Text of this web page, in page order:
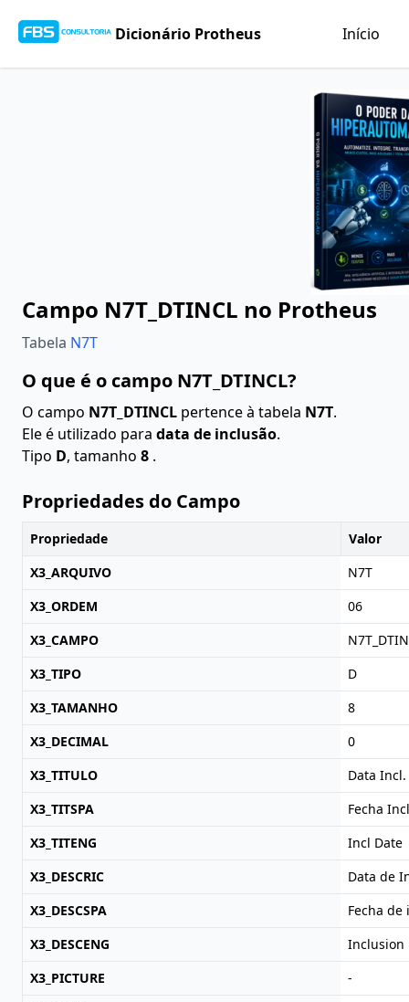
Dicionário Protheus Início
Campo N7T_DTINCL no Protheus
Tabela N7T
O que é o campo N7T_DTINCL?
O campo N7T_DTINCL pertence à tabela N7T.
Ele é utilizado para data de inclusão.
Tipo D, tamanho 8 .
Propriedades do Campo
Propriedade
Valor
X3_ARQUIVO
N7T
X3_ORDEM
06
X3_CAMPO
X3_TIPO
D
X3_TAMANHO
8
X3_DECIMAL
0
X3_TITULO
Data Incl.
X3_TITSPA
Fecha
X3_TITENG
Incl Date
X3_DESCRIC
Data de
X3_DESCSPA
Fecha
X3_DESCENG
Inclusion
X3_PICTURE
-